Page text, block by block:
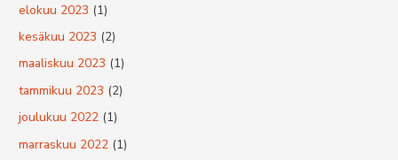
elokuu 2023 (1)
kesäkuu 2023 (2)
maaliskuu 2023 (1)
tammikuu 2023 (2)
joulukuu 2022 (1)
marraskuu 2022 (1)